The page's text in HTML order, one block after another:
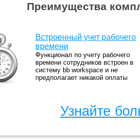
Преимущества
Встроенный учет рабочего
времени
Функционал по учету рабочего
времени сотрудников встроен в
систему bb workspace и не
предполагает никакой оплаты
Узнайте